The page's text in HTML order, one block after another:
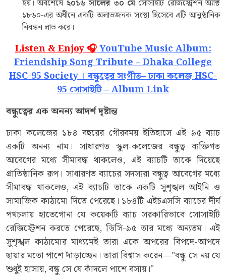
হয়। অবশেষে ২০১৬ সালের ৩০ মেসোসাইটি রেজিস্ট্রেশন অ্যাক্ট
১৮৬০-এর অধীনে একটি অলাভজনক সংস্থা হিসেবে এটি আনুষ্ঠানিক
নিবন্ধন লাভ করে।
Listen & Enjoy 🎧YouTube Music Album:
Friendship Song Tribute – Dhaka College
HSC-95 Society । বন্ধুত্বের সংগীত– ঢাকা কলেজ HSC-
95 সোসাইটি – Album Link
বন্ধুত্বের একঅনন্যআদর্শদৃষ্টান্ত
ঢাকা কলেজের ১৮৪ বছরের গৌরবময় ইতিহাসে এই ৯৫ ব্যাচ
একটি অনন্য নাম। সাধারণত স্কুল-কলেজের বন্ধুত্ব ব্যক্তিগত
আবেগের মধ্যে সীমাবদ্ধ থাকলেও, এই ব্যাচটি তাকে দিয়েছে
প্রাতিষ্ঠানিক রূপ। সাধারণত ব্যাচের সদস্যরা বন্ধুত্ব আবেগের মধ্যে
সীমাবদ্ধ থাকলেও, এই ব্যাচটি তাকে একটি সুশৃঙ্খল আইনি ও
সামাজিক কাঠামো দিতে পেরেছে। ১৮৪টি এইচএসসি ব্যাচের দীর্ঘ
পথচলায় হাতেগোনা যে কয়েকটি ব্যাচ সরকারিভাবে সোসাইটি
রেজিস্ট্রেশন করতে পেরেছে, ডিসি-৯৫ তার মধ্যে অন্যতম। এই
সুশৃঙ্খল কাঠামোর মাধ্যমেই তারা একে অপরের বিপদে-আপদে
ছায়ার মতো পাশে দাঁড়াচ্ছেন। তারা বিশ্বাস করেন—"বন্ধু সে নয় যে
শুধুই হাসায়, বন্ধু সে যে কাঁদলে পাশে বসায়।"